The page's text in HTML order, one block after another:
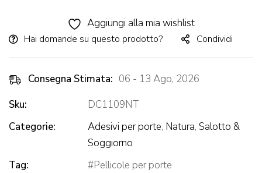
Aggiungi alla mia wishlist
Hai domande su questo prodotto? Condividi
Consegna Stimata: 06 - 13 Ago, 2026
Sku:
DC1109NT
Categorie:
Adesivi per porte, Natura, Salotto &
Soggiorno
Tag:
Pellicole per porte